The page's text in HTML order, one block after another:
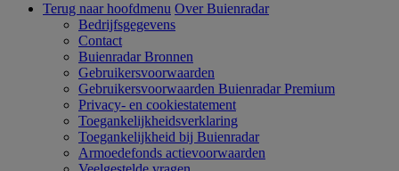
Terug naar hoofdmenu Over Buienradar
Bedrijfsgegevens
Contact
Buienradar Bronnen
Gebruikersvoorwaarden
Gebruikersvoorwaarden Buienradar Premium
Privacy- en cookiestatement
Toegankelijkheidsverklaring
Toegankelijkheid bij Buienradar
Armoedefonds actievoorwaarden